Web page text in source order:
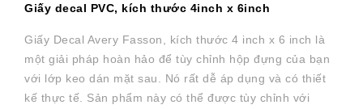
Giấy decal PVC, kích thước 4inch x 6inch
Giấy Decal Avery Fasson, kích thước 4 inch x 6 inch là
một giải pháp hoàn hảo để tùy chỉnh hộp đựng của bạn
với lớp keo dán mặt sau. Nó rất dễ áp dụng và có thiết
kế thực tế. Sản phẩm này có thể được tùy chỉnh với